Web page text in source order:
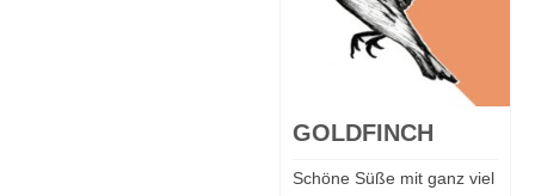
GOLDFINCH
Schöne Süße mit ganz viel